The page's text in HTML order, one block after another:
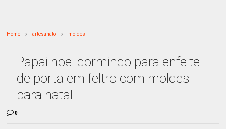
Home artesanato moldes
Papai noel dormindo para enfeite
de porta em feltro com moldes
para natal
0